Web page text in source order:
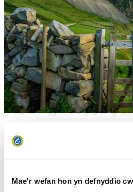
Mae'r wefan hon yn defnyddio
Ein Hadroddiadau
Darllenwch ein hadroddiadau ar
gwybodaeth am ddefnyddwyr y